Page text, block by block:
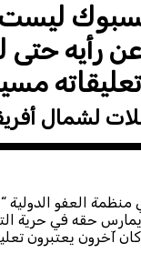
ليست
رأيه حتى
تعليقاته
لشمال
منظمة العفو
حقه في حرية
آخرون يعتبرون